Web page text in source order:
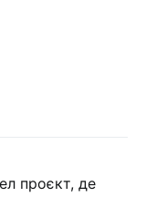
проєкт, де